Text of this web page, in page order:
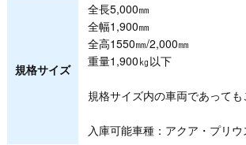
規格サイズ
全長5,000㎜
全幅1,900㎜
全高1550㎜/2,000㎜
重量1,900㎏以下
規格サイズ内の車両であって
入庫可能車種：アクア・プリ